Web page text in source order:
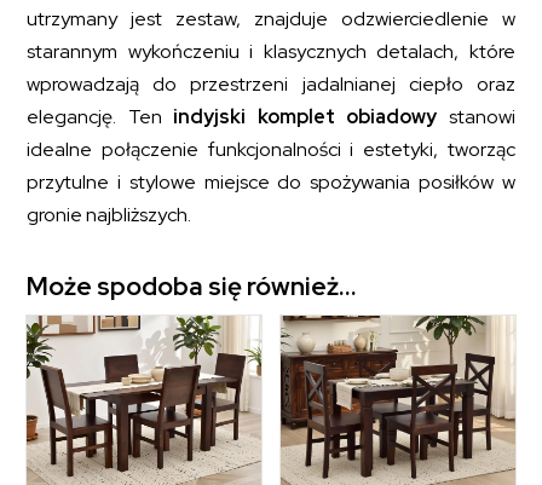
utrzymany jest zestaw, znajduje odzwierciedlenie w
starannym wykończeniu i klasycznych detalach, które
wprowadzają do przestrzeni jadalnianej ciepło oraz
elegancję. Ten indyjski komplet obiadowy stanowi
idealne połączenie funkcjonalności i estetyki, tworząc
przytulne i stylowe miejsce do spożywania posiłków w
gronie najbliższych.
Może spodoba się również…